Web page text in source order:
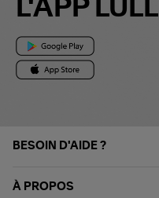
L'APP LULLI
BESOIN D'AIDE ?
À PROPOS